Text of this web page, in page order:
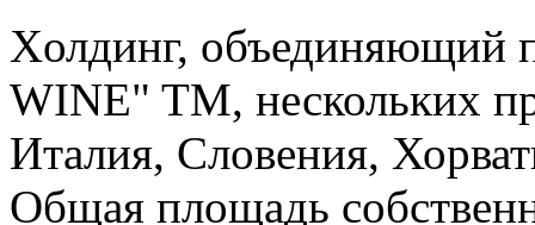
Xолдинг, объединяющий
WINE" TM, нескольких
Италия, Словения,
Oбщая площадь